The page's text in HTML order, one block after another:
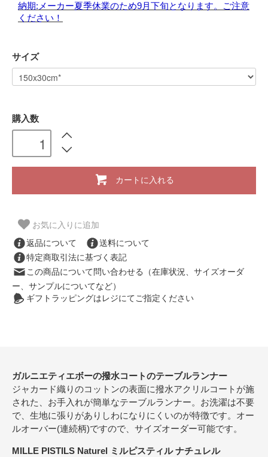
納期:メーカー夏季休業のため9月下旬となります。ご注意
ください！
サイズ
購入数
カートに入れる
お気に入りに追加
返品について
送料について
特定商取引法に基づく表記
この商品について問い合わせる（在庫状況、サイズオーダ
ー、サンプルについてなど）
ギフトラッピングはレジにてご指定ください
ガルニエティエボーの撥水コートのテーブルランナー
ジャカード織りのコットンの表面に撥水アクリルコートが施
された、お手入れが簡単なテーブルランナー。お洗濯は不要
で、生地に張りがありしわになりにくいのが特徴です。オー
ルオーバー(連続柄)ですので、サイズオーダー可能です。
MILLE PISTILS Naturel ミルピスティル ナチュレル